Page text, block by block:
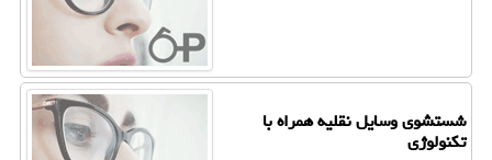
شستشوی وسایل نقلیه همراه با
تكنولوژی